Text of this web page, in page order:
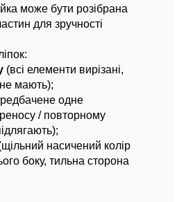
може бути розібрана
для зручності
(всі елементи вирізані,
мають);
одне
/ повторному
насичений колір
боку, тильна сторона